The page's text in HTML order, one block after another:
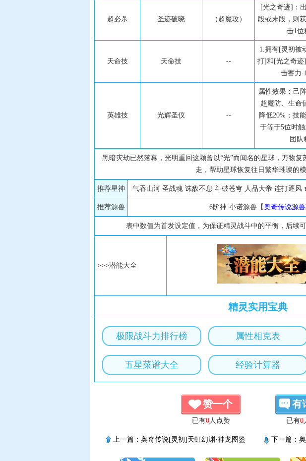
超必杀 圣迹破晓 （超魔攻）
[光之奇迹]：
段或末段，则
击1位
天命技 天命技 --
1.拥有[灵初被
打]和[光之奇迹
击蓄力
英雄技 光辉圣仪 --
属性效果：己
超魔防、生命
降低20%；技
于等于5位时
团队
黑暗灾劫已然落幕，光明重回这颗曾以“光”而闻名的星球，万物
走，帮助星球恢复往日繁华璀璨的模
推荐星神 气吞山河 圣战魂 诛敌不息 斗破苍穹 人品大帝 连打逐风
推荐源兽 6阶神·小诺源兽【奥奇传说源
表中数值为首发设定值，为保证精灵战斗中的平衡，后续
>>>潜能大全
精灵实用宝典
极限战斗力排行榜 属性相克表
五星菜谱大全 经验计算器
赞一个
已有0人点赞
有
已有0
上一篇： 奥奇传说[灵初]天虹幻渊·神龙图鉴
下一篇：